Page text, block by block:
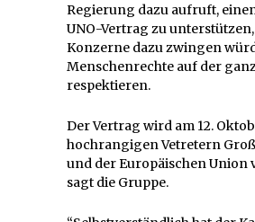
Regierung dazu aufruft,
UNO-Vertrag zu
Konzerne dazu zwingen
Menschenrechte auf der
respektieren.
Der Vertrag wird am 12.
hochrangigen Vetretern
und der Europäischen Union
sagt die Gruppe.